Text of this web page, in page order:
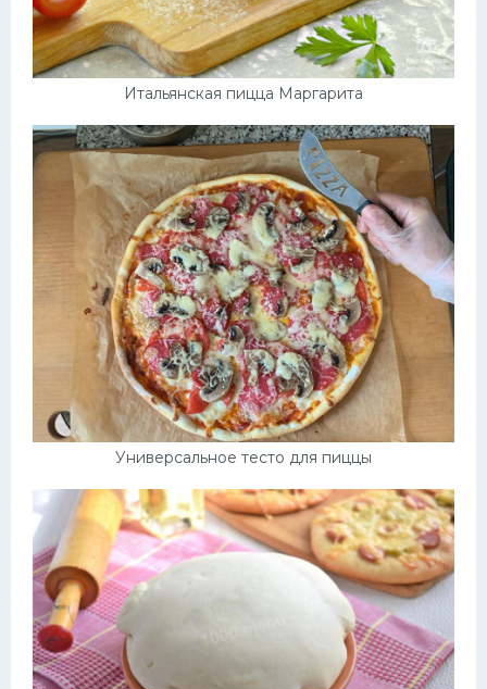
Итальянская пицца Маргарита
Универсальное тесто для пиццы